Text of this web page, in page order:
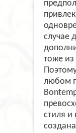
случае
тоже из
любом
стиля и